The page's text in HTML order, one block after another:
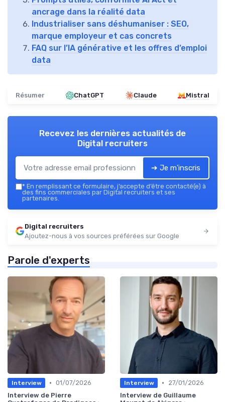
ancrage dans la réalité data
Industrialiser sans déshumaniser : SEO,
marque employeur et cas concrets
FAQ sur l’IA générative et les offres d’emploi
data
Résumer ChatGPT Claude Mistral
Recevez les dernières actualités de
Digital recruiters
➔ Je m'inscris
* En remplissant ce formulaire, j’accepte d’être contacté(e) à
des fins commerciales par Digital recruiters et ses
partenaires.
Digital recruiters
Ajoutez-nous à vos sources préférées sur Google
Parole d'experts
Interview • 01/07/2026
Interview de Pierre
Interview •
27/01/2026
Interview de Guillaume